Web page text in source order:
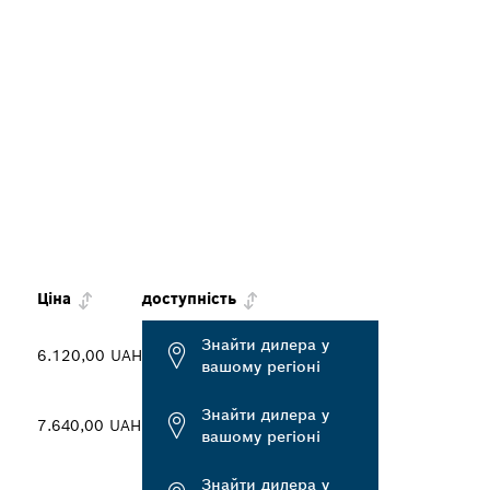
Ціна доступність
6.120,00 UAH
Знайти дилера у
вашому регіоні
7.640,00 UAH
Знайти дилера у
вашому регіоні
Знайти дилера у